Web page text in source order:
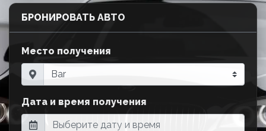
БРОНИРОВАТЬ АВТО
Место получения
Дата и время получения